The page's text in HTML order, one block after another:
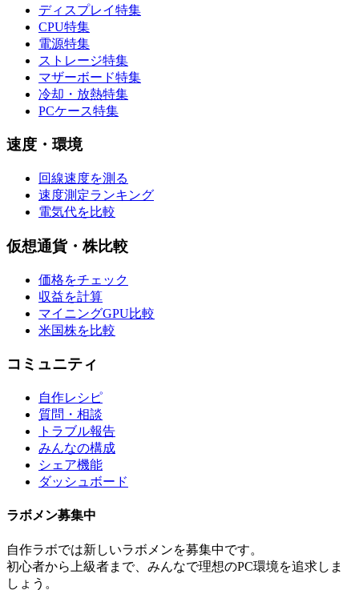
ディスプレイ特集
CPU特集
電源特集
ストレージ特集
マザーボード特集
冷却・放熱特集
PCケース特集
速度・環境
回線速度を測る
速度測定ランキング
電気代を比較
仮想通貨・株比較
価格をチェック
収益を計算
マイニングGPU比較
米国株を比較
コミュニティ
自作レシピ
質問・相談
トラブル報告
みんなの構成
シェア機能
ダッシュボード
ラボメン募集中
自作ラボでは新しいラボメンを募集中です。
初心者から上級者まで、みんなで理想のPC環境を追求しま
しょう。